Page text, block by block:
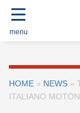
menu
HOME » NEWS »
ITALIANO